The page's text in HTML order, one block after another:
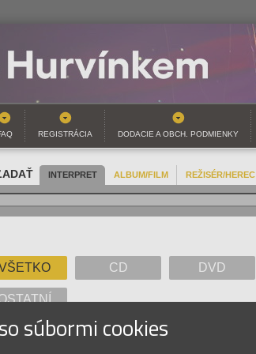
REGISTRÁCIA DODACIE A OBCH. PODMIENKY
INTERPRET ALBUM/FILM REŽISÉR/HEREC
CD DVD
súbormi cookies